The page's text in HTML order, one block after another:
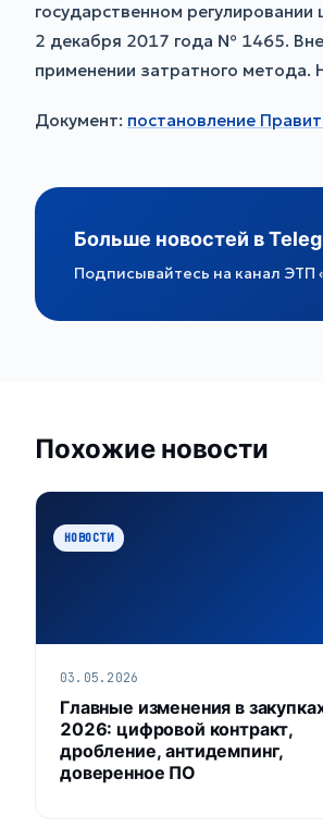
государственном
2 декабря 2017 года № 1465.
применении затратного метода.
Документ: постановление
Больше новостей в
Подписывайтесь на канал
Похожие новости
НОВОСТИ
03.05.2026
Главные изменения в
2026: цифровой контракт,
дробление, антидемпинг,
доверенное ПО